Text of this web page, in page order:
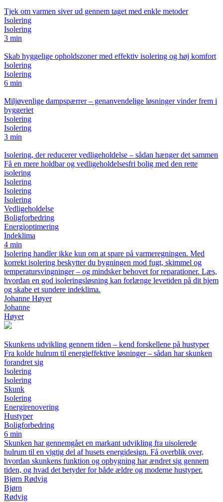
Tjek om varmen siver ud gennem taget med enkle metoder
Isolering
Isolering
3 min
Skab hyggelige opholdszoner med effektiv isolering og høj komfort
Isolering
Isolering
6 min
Miljøvenlige dampspærrer – genanvendelige løsninger vinder frem i
byggeriet
Isolering
Isolering
3 min
Isolering, der reducerer vedligeholdelse – sådan hænger det sammen
Få en mere holdbar og vedligeholdelsesfri bolig med den rette
isolering
Isolering
Isolering
Isolering
Vedligeholdelse
Boligforbedring
Energioptimering
Indeklima
4 min
Isolering handler ikke kun om at spare på varmeregningen. Med
korrekt isolering beskytter du bygningen mod fugt, skimmel og
temperatursvingninger – og mindsker behovet for reparationer. Læs,
hvordan en god isoleringsløsning kan forlænge levetiden på dit hjem
og skabe et sundere indeklima.
Johanne Høyer
Johanne
Høyer
Skunkens udvikling gennem tiden – kend forskellene på hustyper
Fra kolde hulrum til energieffektive løsninger – sådan har skunken
forandret sig
Isolering
Isolering
Skunk
Isolering
Energirenovering
Hustyper
Boligforbedring
6 min
Skunken har gennemgået en markant udvikling fra uisolerede
hulrum til en vigtig del af husets energidesign. Få overblik over,
hvordan skunkens funktion og opbygning har ændret sig gennem
tiden, og hvad det betyder for både ældre og moderne hustyper.
Bjørn Rødvig
Bjørn
Rødvig